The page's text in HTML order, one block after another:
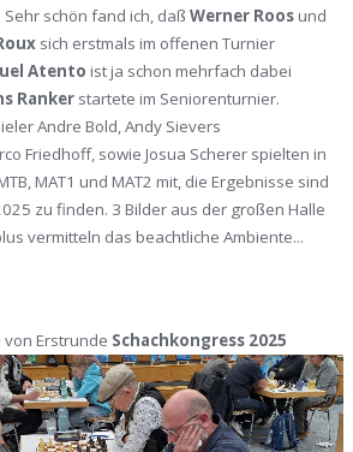
schön fand ich, daß Werner Roosund
sich erstmals im offenen Turnier
Atento ist ja schon mehrfach dabei
Rankerstartete im Seniorenturnier.
Andre Bold, Andy Sievers
Friedhoff, sowie Josua Scherer spielten in
MAT1 und MAT2 mit, die Ergebnisse sind
zu finden. 3 Bilder aus der großen Halle
vermitteln das beachtliche Ambiente...
von Erstrunde Schachkongress 2025